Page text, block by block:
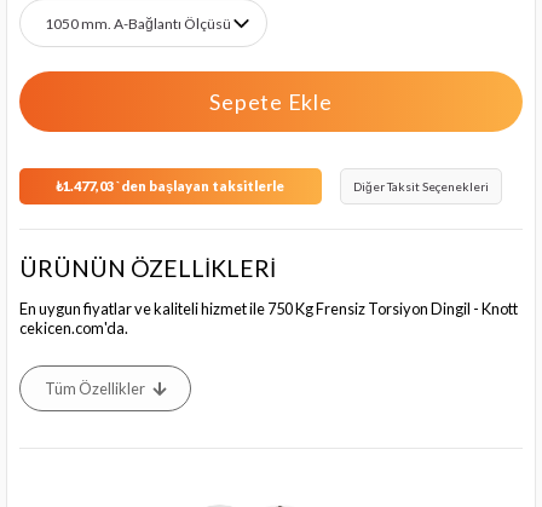
₺1.477,03`den başlayan taksitlerle Diğer Taksit Seçenekleri
ÜRÜNÜN ÖZELLİKLERİ
En uygun fiyatlar ve kaliteli hizmet ile 750 Kg Frensiz Torsiyon Dingil - Knott
cekicen.com'da.
Tüm Özellikler